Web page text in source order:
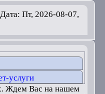
Пт, 2026-08-07,
услуги
Ждем Вас на нашем